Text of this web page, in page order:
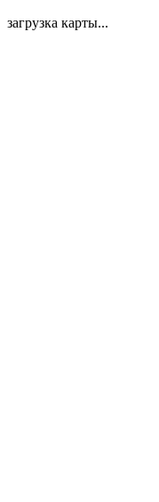
загрузка карты...